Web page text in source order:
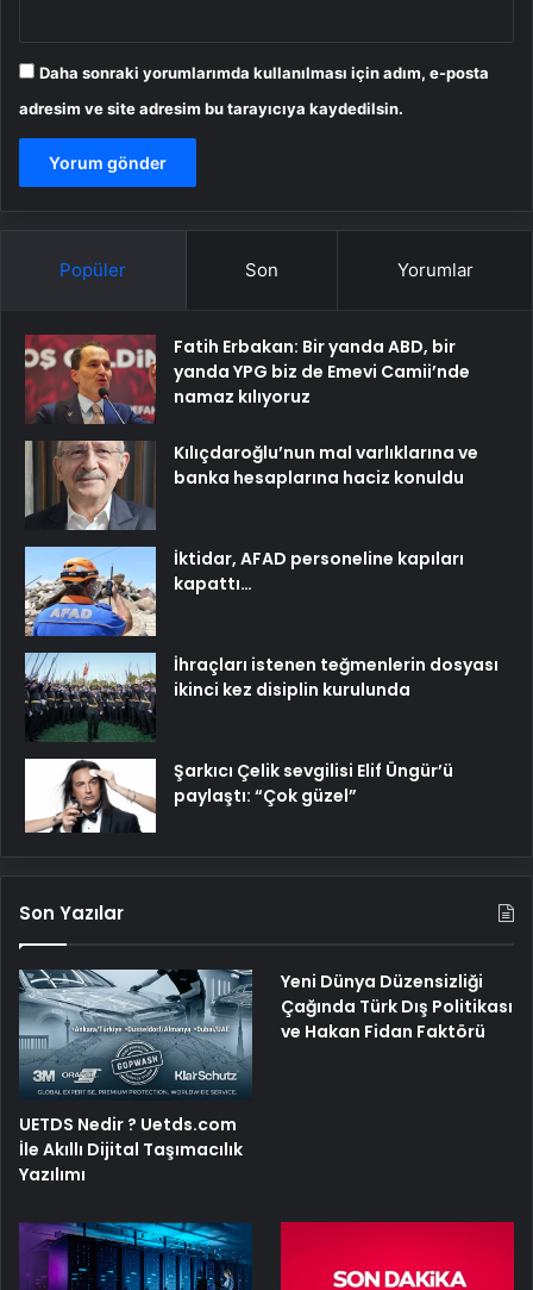
Daha sonraki yorumlarımda kullanılması için adım, e-posta
adresim ve site adresim bu tarayıcıya kaydedilsin.
Popüler Son Yorumlar
Fatih Erbakan: Bir yanda ABD, bir
yanda YPG biz de Emevi Camii’nde
namaz kılıyoruz
Kılıçdaroğlu’nun mal varlıklarına ve
banka hesaplarına haciz konuldu
İktidar, AFAD personeline kapıları
kapattı…
İhraçları istenen teğmenlerin dosyası
ikinci kez disiplin kurulunda
Şarkıcı Çelik sevgilisi Elif Üngür’ü
paylaştı: “Çok güzel”
Son Yazılar
UETDS Nedir ? Uetds.com
İle Akıllı Dijital Taşımacılık
Yazılımı
Yeni Dünya Düzensizliği
Çağında Türk Dış Politikası
ve Hakan Fidan Faktörü